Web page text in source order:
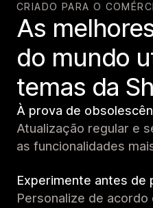
CRIADO PARA O
As
do mundo
temas da
À prova de
Atualização regular e
as funcionalidades
Experimente antes de
Personalize de acordo